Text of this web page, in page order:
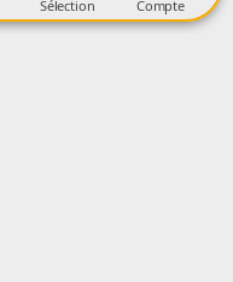
Sélection Compte